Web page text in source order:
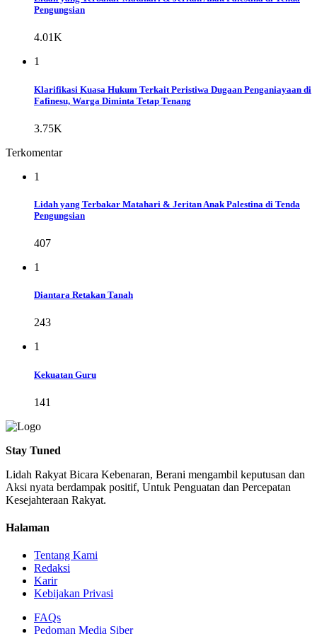
Pengungsian
4.01K
1
Klarifikasi Kuasa Hukum Terkait Peristiwa Dugaan Penganiayaan di
Fafinesu, Warga Diminta Tetap Tenang
3.75K
Terkomentar
1
Lidah yang Terbakar Matahari & Jeritan Anak Palestina di Tenda
Pengungsian
407
1
Diantara Retakan Tanah
243
1
Kekuatan Guru
141
Stay Tuned
Lidah Rakyat Bicara Kebenaran, Berani mengambil keputusan dan
Aksi nyata berdampak positif, Untuk Penguatan dan Percepatan
Kesejahteraan Rakyat.
Halaman
Tentang Kami
Redaksi
Karir
Kebijakan Privasi
FAQs
Pedoman Media Siber